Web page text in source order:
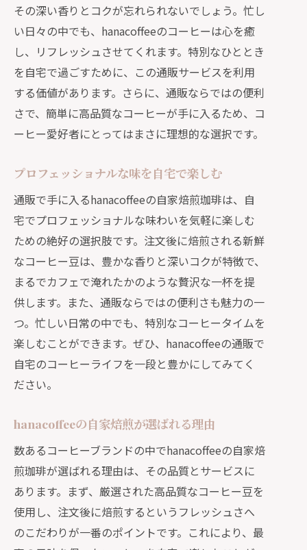
その深い香りとコクが忘れられないでしょう。忙し
い日々の中でも、hanacoffeeのコーヒーは心を癒
し、リフレッシュさせてくれます。特別なひととき
を自宅で過ごすために、この通販サービスを利用
する価値があります。さらに、通販ならではの便利
さで、簡単に高品質なコーヒーが手に入るため、コ
ーヒー愛好者にとってはまさに理想的な選択です。
プロフェッショナルな味を自宅で楽しむ
通販で手に入るhanacoffeeの自家焙煎珈琲は、自
宅でプロフェッショナルな味わいを気軽に楽しむ
ための絶好の選択肢です。注文後に焙煎される新鮮
なコーヒー豆は、豊かな香りと深いコクが特徴で、
まるでカフェで淹れたかのような贅沢な一杯を提
供します。また、通販ならではの便利さも魅力の一
つ。忙しい日常の中でも、特別なコーヒータイムを
楽しむことができます。ぜひ、hanacoffeeの通販で
自宅のコーヒーライフを一段と豊かにしてみてく
ださい。
hanacoffeeの自家焙煎が選ばれる理由
数あるコーヒーブランドの中でhanacoffeeの自家焙
煎珈琲が選ばれる理由は、その品質とサービスに
あります。まず、厳選された高品質なコーヒー豆を
使用し、注文後に焙煎するというフレッシュさへ
のこだわりが一番のポイントです。これにより、最